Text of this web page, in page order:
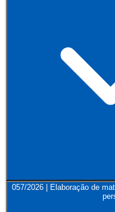
057/2026 | Elaboração de